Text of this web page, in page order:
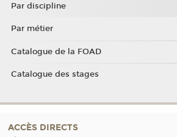
Par discipline
Par métier
Catalogue de la FOAD
Catalogue des stages
ACCÈS DIRECTS